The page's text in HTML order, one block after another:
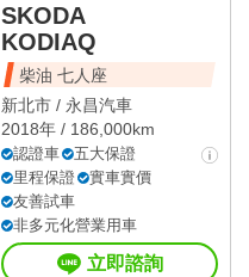
SKODA
KODIAQ
柴油 七人座
新北市 / 永昌汽車
2018年 / 186,000km
認證車
五大保證
里程保證
實車實價
友善試車
非多元化營業用車
立即諮詢